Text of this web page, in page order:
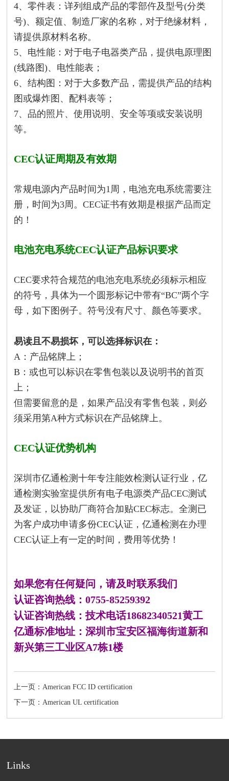
4、零件表：详列组成产品的零部仵及型号(分类
号)、额定值、制造厂家的名称，对于绝缘材料，
请提供原材料名称。
5、电性能：对于电子电器类产品，提供电原理图
(线路图)、电性能表；
6、结构图：对于大多数产品，需提供产品的结构
图或爆炸图、配料表等；
7、品的照片、使用说明、安全等项或安装说明
等。
CEC认证周期及有效期
常规电源内产品时间为1周，电池充电系统需要注
册，时间为3周。CEC证书有效期是根据产品而定
的！
电池充电系统CEC认证产品标识要求
CEC要求符合规范的电池充电系统必须标示相应
的符号，具体为一个圆形标记中带有“BC”两个字
母，如下图例子。符号没有尺寸、颜色等要求。
易读且不易损坏，可以选择标识在：
A：产品铭牌上；
B：或也可以标识在零售包装以及说明书的首页
上；
但需要留意的是，如果产品没有零售包装，则必
须采用第A种方式标识在产品铭牌上。
CEC认证优势机构
深圳市亿通检测十年专注能效检测认证行业，亿
通检测实验室提供所有电子电源类产品CEC测试
及发证，以协助厂商符合加贴CEC标志。全测已
为客户成功申请多份CEC认证，亿通检测在办理
CEC认证上有一定的时间，费用等优势！
如果您有任何疑问，请及时联系我们
认证咨询热线：0755-85259392
认证咨询热线：技术电话18682340521黄工
亿通标准地址：深圳市宝安区福海街道新和
新兴第三工业区A7栋1楼
上一页：American FCC ID certification
下一页：American UL certification
Links